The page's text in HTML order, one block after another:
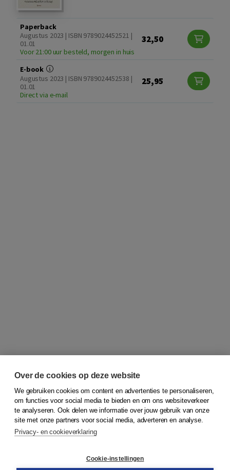
Paperback
Augustus 2023 | ISBN 9789024452521 |
01.01
Voor 21:00 uur besteld, morgen in huis
32,50
E-book
Augustus 2023 | ISBN 9789024452538 |
01.01
Direct via e-mail
25,95
© 2026Koninklijke Boom uitgevers
Over de cookies op deze website
We gebruiken cookies om content en advertenties te personaliseren,
om functies voor social media te bieden en om ons websiteverkeer
te analyseren. Ook delen we informatie over jouw gebruik van onze
site met onze partners voor social media, adverteren en analyse.
Privacy- en cookieverklaring
Cookie-instellingen